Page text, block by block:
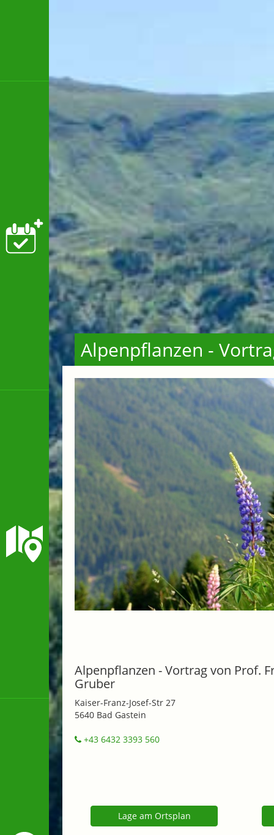
Alpenpflanzen -
Alpenpflanzen - Vortrag von Prof.
Gruber
Kaiser-Franz-Josef-Str 27
5640 Bad Gastein
+43 6432 3393 560
Lage am Ortsplan